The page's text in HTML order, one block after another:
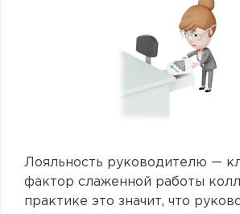
Лояльность руководителю —
фактор слаженной работы
практике это значит, что